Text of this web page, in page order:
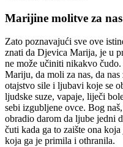
Marijine molitve za nas
Zato poznavajući sve ove
znati da Djevica Marija, je u
ne može učiniti nikakvo
Mariju, da moli za nas, da
otajstvo sile i ljubavi koje se
ljudske suze, vapaje, liječi
sebi izgubljene ovce. Bog
obradio darom da ljube jedni
čuti kada ga to zaište ona
koja ga je primila i othranila.